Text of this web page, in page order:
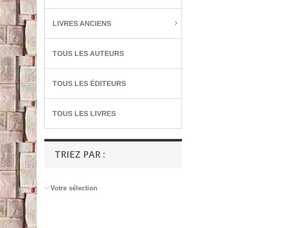
LIVRES ANCIENS
TOUS LES AUTEURS
TOUS LES ÉDITEURS
TOUS LES LIVRES
TRIEZ PAR :
Votre sélection